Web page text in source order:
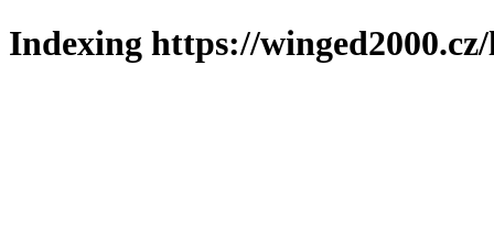
Indexing https://